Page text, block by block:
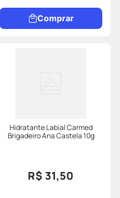
Comprar
Hidratante Labial Carmed
Brigadeiro Ana Castela 10g
R$ 31,50